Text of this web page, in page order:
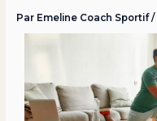
Par Emeline Coach Sportif/